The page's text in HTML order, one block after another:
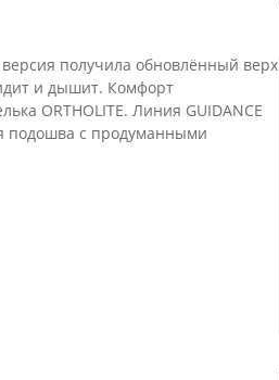
получила обновлённый верх
и дышит. Комфорт
ORTHOLITE. Линия GUIDANCE
подошва с продуманными